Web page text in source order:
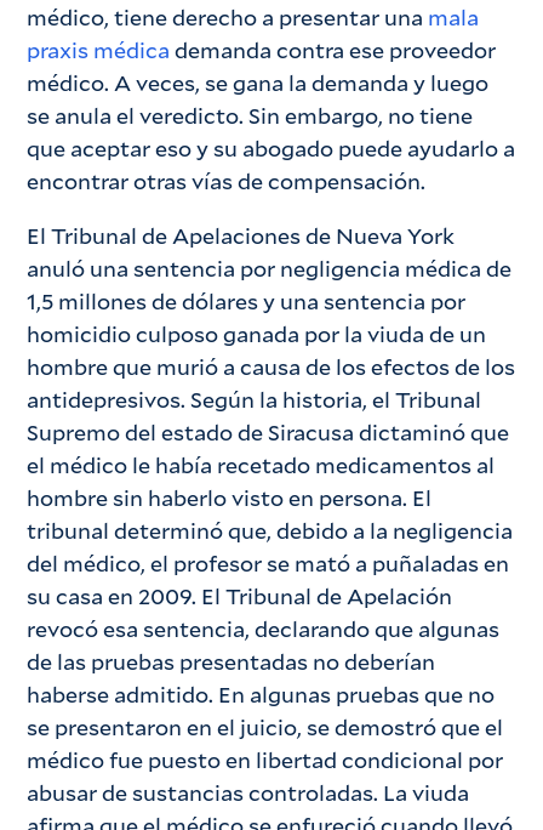
médico, tiene derecho a presentar una mala
praxis médica demanda contra ese proveedor
médico. A veces, se gana la demanda y luego
se anula el veredicto. Sin embargo, no tiene
que aceptar eso y su abogado puede ayudarlo a
encontrar otras vías de compensación.
El Tribunal de Apelaciones de Nueva York
anuló una sentencia por negligencia médica de
1,5 millones de dólares y una sentencia por
homicidio culposo ganada por la viuda de un
hombre que murió a causa de los efectos de los
antidepresivos. Según la historia, el Tribunal
Supremo del estado de Siracusa dictaminó que
el médico le había recetado medicamentos al
hombre sin haberlo visto en persona. El
tribunal determinó que, debido a la negligencia
del médico, el profesor se mató a puñaladas en
su casa en 2009. El Tribunal de Apelación
revocó esa sentencia, declarando que algunas
de las pruebas presentadas no deberían
haberse admitido. En algunas pruebas que no
se presentaron en el juicio, se demostró que el
médico fue puesto en libertad condicional por
abusar de sustancias controladas. La viuda